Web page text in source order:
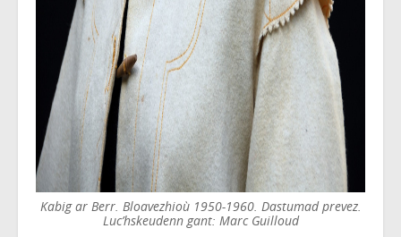
Kabig ar Berr. Bloavezhioù 1950-1960. Dastumad prevez.
Luc’hskeudenn gant: Marc Guilloud